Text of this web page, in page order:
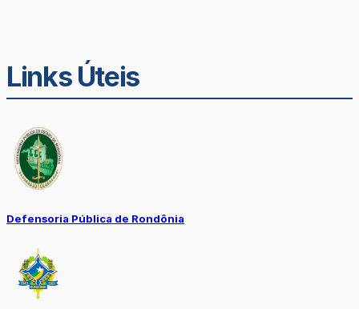
Links Úteis
Defensoria Pública de Rondônia